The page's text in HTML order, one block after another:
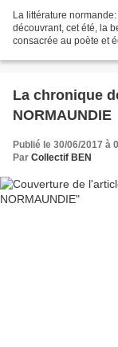
La littérature
découvrant, cet été, la
consacrée au poète et
La chronique
NORMAUNDIE
Publié le 30/06/2017 à
Par Collectif BEN